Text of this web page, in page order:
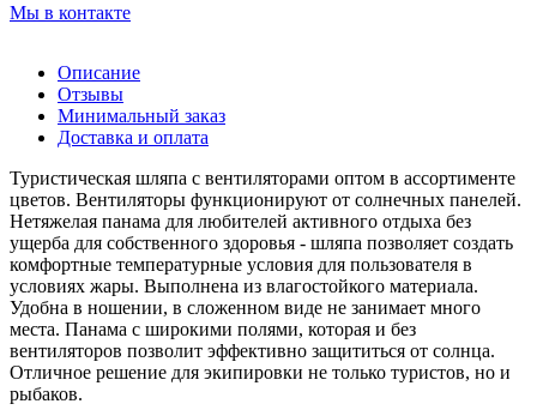
Мы в контакте
Описание
Отзывы
Минимальный заказ
Доставка и оплата
Туристическая шляпа с вентиляторами оптом в ассортименте
цветов. Вентиляторы функционируют от солнечных панелей.
Нетяжелая панама для любителей активного отдыха без
ущерба для собственного здоровья - шляпа позволяет создать
комфортные температурные условия для пользователя в
условиях жары. Выполнена из влагостойкого материала.
Удобна в ношении, в сложенном виде не занимает много
места. Панама с широкими полями, которая и без
вентиляторов позволит эффективно защититься от солнца.
Отличное решение для экипировки не только туристов, но и
рыбаков.